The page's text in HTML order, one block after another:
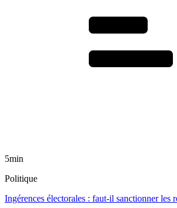
5min
Politique
Ingérences électorales : faut-il sanctionner les